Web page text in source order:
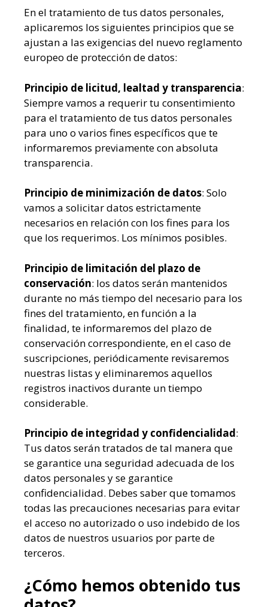
En el tratamiento de tus datos personales,
aplicaremos los siguientes principios que se
ajustan a las exigencias del nuevo reglamento
europeo de protección de datos:
Principio de licitud, lealtad y transparencia:
Siempre vamos a requerir tu consentimiento
para el tratamiento de tus datos personales
para uno o varios fines específicos que te
informaremos previamente con absoluta
transparencia.
Principio de minimización de datos: Solo
vamos a solicitar datos estrictamente
necesarios en relación con los fines para los
que los requerimos. Los mínimos posibles.
Principio de limitación del plazo de
conservación: los datos serán mantenidos
durante no más tiempo del necesario para los
fines del tratamiento, en función a la
finalidad, te informaremos del plazo de
conservación correspondiente, en el caso de
suscripciones, periódicamente revisaremos
nuestras listas y eliminaremos aquellos
registros inactivos durante un tiempo
considerable.
Principio de integridad y confidencialidad:
Tus datos serán tratados de tal manera que
se garantice una seguridad adecuada de los
datos personales y se garantice
confidencialidad. Debes saber que tomamos
todas las precauciones necesarias para evitar
el acceso no autorizado o uso indebido de los
datos de nuestros usuarios por parte de
terceros.
¿Cómo hemos obtenido tus